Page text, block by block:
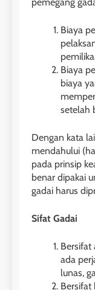
Biaya
Biaya
biaya
setelah
Dengan kata
mendahului
pada prinsip
benar dipakai
gadai harus
Sifat Gadai
Bersifat
ada
lunas,